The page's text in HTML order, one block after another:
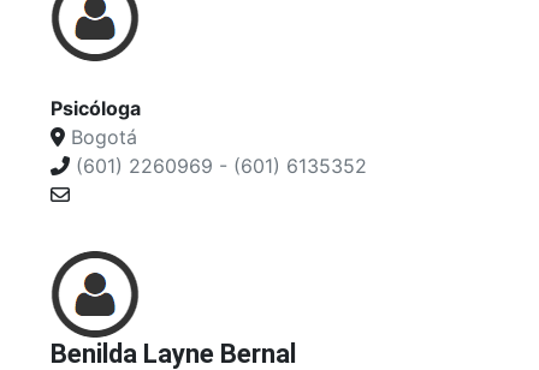
Psicóloga
Bogotá
(601) 2260969 - (601) 6135352
Benilda Layne Bernal